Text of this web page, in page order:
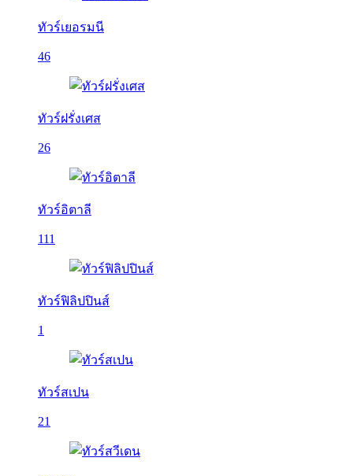
ทัวร์เยอรมนี
46
ทัวร์ฝรั่งเศส
26
ทัวร์อิตาลี
111
ทัวร์ฟิลิปปินส์
1
ทัวร์สเปน
21